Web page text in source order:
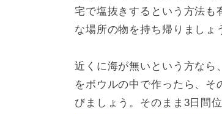
宅で塩抜きするという方法も
な場所の物を持ち帰りましょ
近くに海が無いという方なら
をボウルの中で作ったら、
びましょう。そのまま3日間